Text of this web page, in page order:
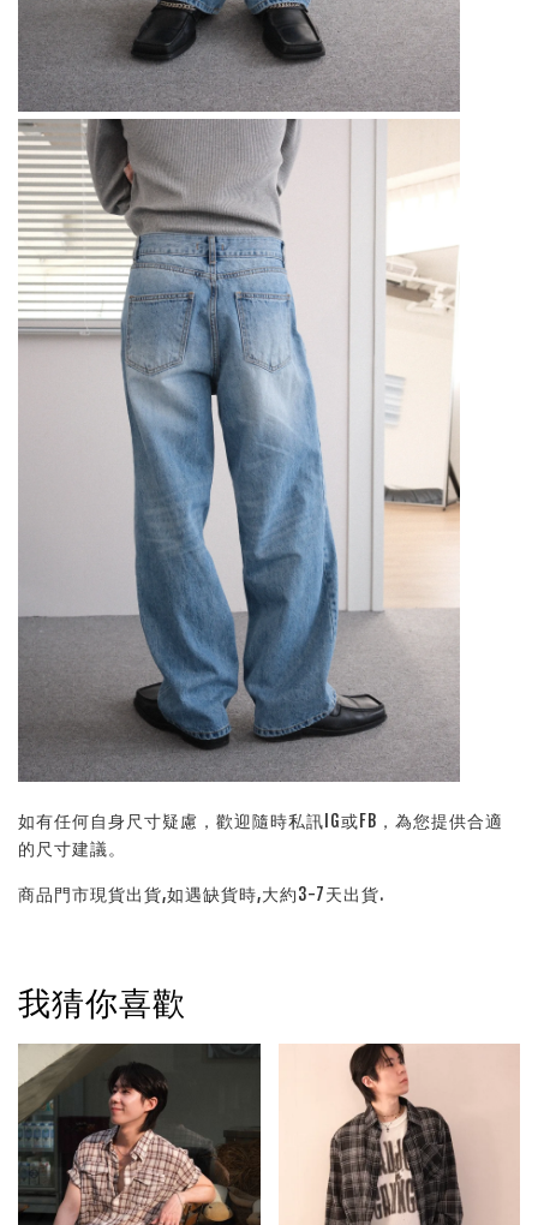
如有任何自身尺寸疑慮，歡迎隨時私訊IG或FB，為您提供合適
的尺寸建議。
商品門市現貨出貨,如遇缺貨時,大約3-7天出貨.
我猜你喜歡